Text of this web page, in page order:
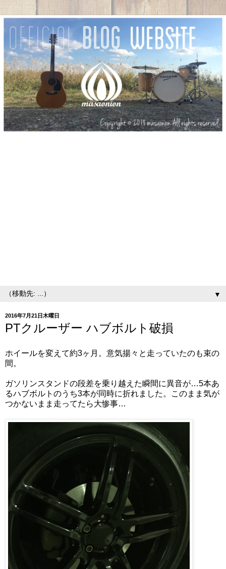
▼
2016年7月21日木曜日
PTクルーザー ハブボルト破損
ホイールを変えて約3ヶ月。意気揚々と走っていたのも束の
間。
ガソリンスタンドの段差を乗り越えた瞬間に異音が…5本あ
るハブボルトのうち3本が同時に折れました。このまま気が
つかないまま走ってたら大惨事…